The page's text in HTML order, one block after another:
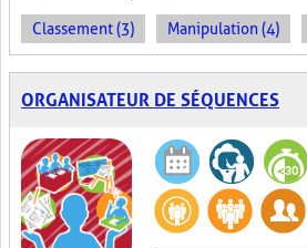
Classement (3) Manipulation (4)
ORGANISATEUR DE SÉQUENCES